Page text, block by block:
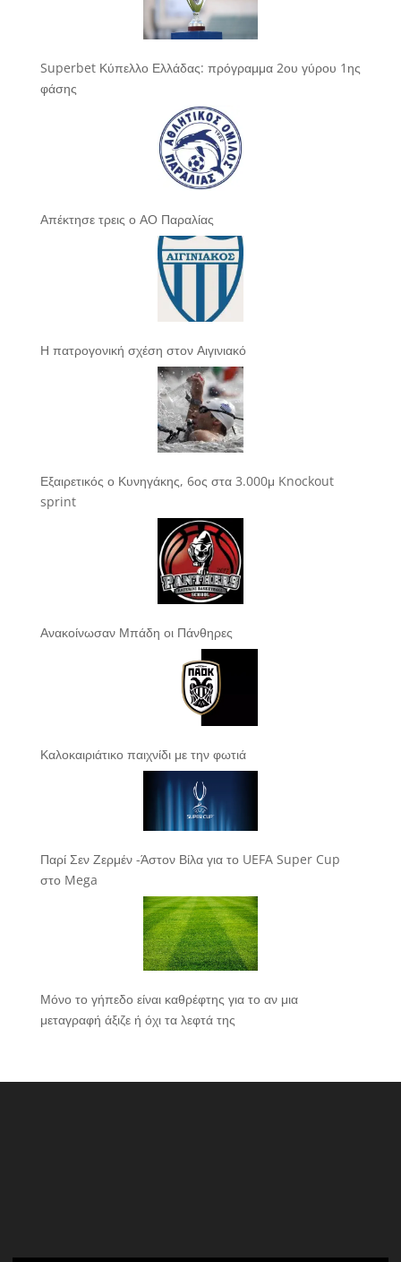
Superbet Κύπελλο Ελλάδας: πρόγραμμα 2ου γύρου 1ης
φάσης
Απέκτησε τρεις ο ΑΟ Παραλίας
Η πατρογονική σχέση στον Αιγινιακό
Εξαιρετικός ο Κυνηγάκης, 6ος στα 3.000μ Knockout
sprint
Ανακοίνωσαν Μπάδη οι Πάνθηρες
Καλοκαιριάτικο παιχνίδι με την φωτιά
Παρί Σεν Ζερμέν -Άστον Βίλα για το UEFA Super Cup
στο Mega
Μόνο το γήπεδο είναι καθρέφτης για το αν μια
μεταγραφή άξιζε ή όχι τα λεφτά της